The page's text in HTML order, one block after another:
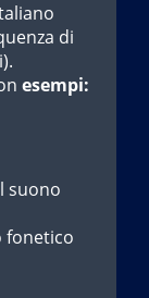
di
esempi:
suono
fonetico